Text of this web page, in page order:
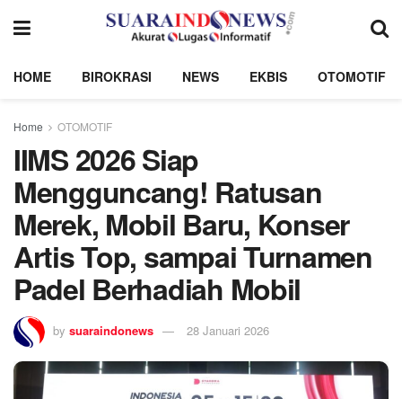
HOME BIROKRASI NEWS EKBIS OTOMOTIF
Home OTOMOTIF
IIMS 2026 Siap
Mengguncang! Ratusan
Merek, Mobil Baru, Konser
Artis Top, sampai Turnamen
Padel Berhadiah Mobil
by suaraindonews 28 Januari 2026